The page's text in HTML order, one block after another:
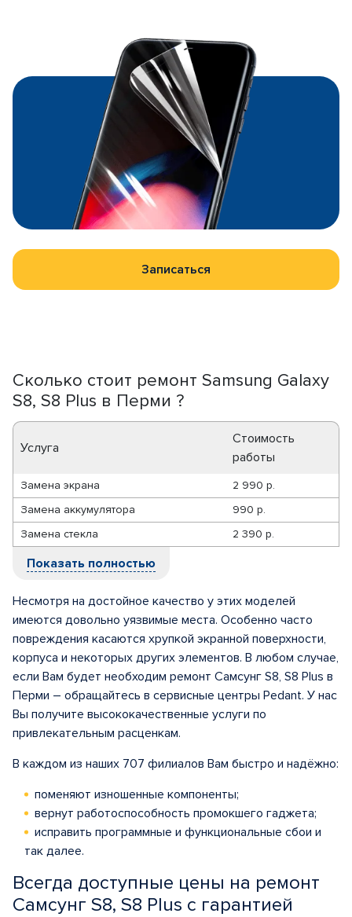
Записаться
Сколько стоит ремонт Samsung Galaxy
S8, S8 Plus в Перми ?
Услуга
Стоимость
работы
Замена экрана
2 990 р.
Замена аккумулятора
990 р.
Замена стекла
2 390 р.
Показать полностью
Несмотря на достойное качество у этих моделей
имеются довольно уязвимые места. Особенно часто
повреждения касаются хрупкой экранной поверхности,
корпуса и некоторых других элементов. В любом случае,
если Вам будет необходим ремонт Самсунг S8, S8 Plus в
Перми – обращайтесь в сервисные центры Pedant. У нас
Вы получите высококачественные услуги по
привлекательным расценкам.
В каждом из наших 707 филиалов Вам быстро и надёжно:
поменяют изношенные компоненты;
вернут работоспособность промокшего гаджета;
исправить программные и функциональные сбои и
так далее.
Всегда доступные цены на ремонт
Самсунг S8, S8 Plus с гарантией